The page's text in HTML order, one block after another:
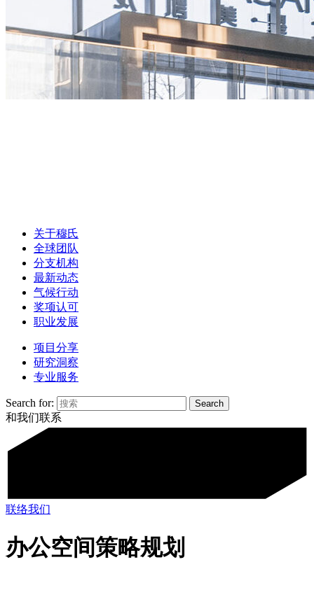
关于穆氏
全球团队
分支机构
最新动态
气候行动
奖项认可
职业发展
项目分享
研究洞察
专业服务
Search for:
和我们联系
联络我们
办公空间策略规划